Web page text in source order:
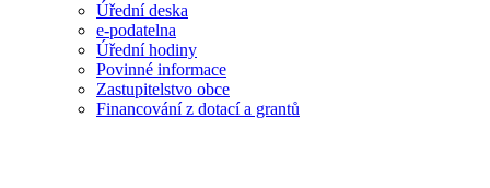
Úřední deska
e-podatelna
Úřední hodiny
Povinné informace
Zastupitelstvo obce
Financování z dotací a grantů